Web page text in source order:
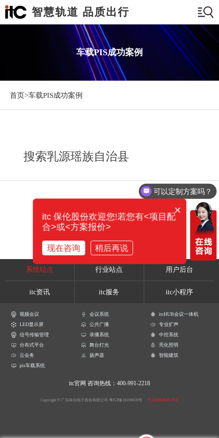
智慧轨道 品质出行
车载PIS成功案例
首页>车载PIS成功案例
搜索乳源瑶族自治县
系统站点 行业站点 用户后台
itc资讯 itc服务 itc小程序
视频会议 会议系统
itcHUB会议一体机
LED显示屏
公共广播
专业扩声
信号传输管理
录播系统
中控系统
分布式平台
舞台灯光
亮化照明
云会务
扬声器
智能建筑
pis车载系统
itc官网 咨询热线：400-991-2218
Copyright © 广东保伦电子股份有限公司 粤ICP备16106620号 产品参数解释声明
可以定制方案吗？
×
itc 保伦股份欢迎您!若您有<项目配
合>或<方案报价>
现在咨询 稍后再说